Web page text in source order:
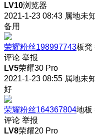
LV10浏览器
2021-1-23 08:43 属地未
备用
荣耀粉丝198997743板凳
评论 举报
LV5荣耀30 Pro
2021-1-23 08:55 属地未
好
荣耀粉丝164367804地板
评论 举报
LV8荣耀20 Pro